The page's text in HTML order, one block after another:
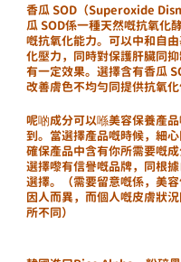
香瓜 SOD（Superoxide
瓜 SOD係一種天然嘅抗氧化
嘅抗氧化能力。可以中和自
化壓力，同時對保護肝臟同
有一定效果。選擇含有香瓜
改善膚色不均勻同提供抗氧化
呢啲成分可以喺美容保養產
到。當選擇產品嘅時候，細心
確保產品中含有你所需要嘅
選擇嚟有信譽嘅品牌，同根
選擇。（需要留意嘅係，美
因人而異，而個人嘅皮膚狀
所不同）